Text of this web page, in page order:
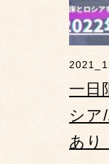
一日
シア
あり